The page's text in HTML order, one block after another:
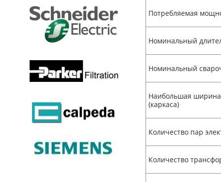
Потребляемая
Номинальный
Номинальный
Наибольшая
(каркаса)
Количество пар
Количество